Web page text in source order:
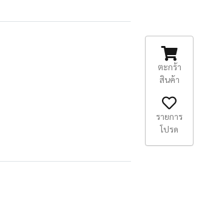
ตะกร้า
สินค้า
รายการ
โปรด